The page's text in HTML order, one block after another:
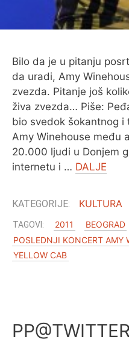
Bilo da je u pitanju
da uradi, Amy
zvezda. Pitanje još
živa zvezda… Piše:
bio svedok šokantnog i
Amy Winehouse među
20.000 ljudi u Donjem
internetu i … DALJE
KULTURA
2011 BEOGRAD
POSLEDNJI KONCERT AMY
YELLOW CAB
PP@TWITTER